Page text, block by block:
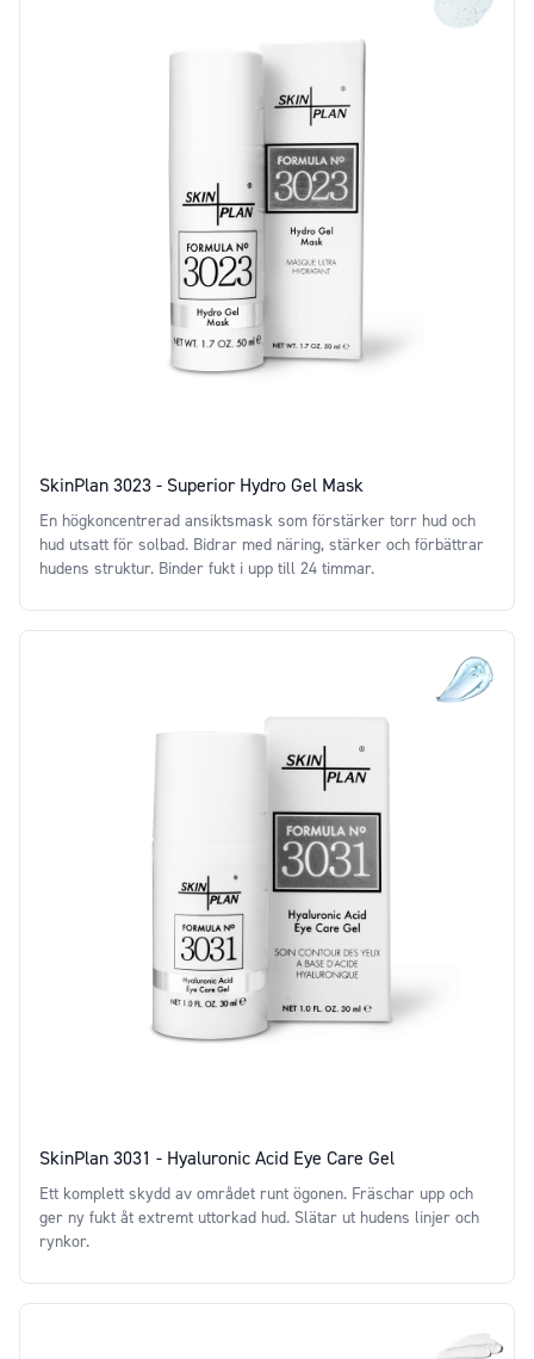
SkinPlan 3023 - Superior Hydro Gel Mask
En högkoncentrerad ansiktsmask som förstärker torr hud och
hud utsatt för solbad. Bidrar med näring, stärker och förbättrar
hudens struktur. Binder fukt i upp till 24 timmar.
SkinPlan 3031 - Hyaluronic Acid Eye Care Gel
Ett komplett skydd av området runt ögonen. Fräschar upp och
ger ny fukt åt extremt uttorkad hud. Slätar ut hudens linjer och
rynkor.